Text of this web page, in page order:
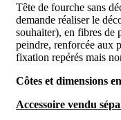
Tête de fourche sans
demande réaliser le
souhaiter), en fibres de
peindre, renforcée aux
fixation repérés mais
Côtes et dimensions
Accessoire vendu